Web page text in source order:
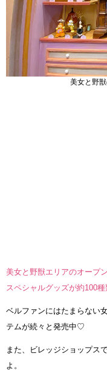
美女と野
美女と野獣エリアのオープ
スペシャルグッズが約100種
ベルファンにはたまらない
テムが続々と発売中♡
また、ビレッジショップス
よ。